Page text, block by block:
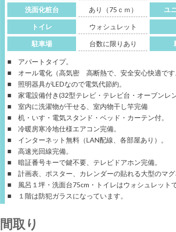
洗面化粧台 あり（75ｃｍ） ユ
トイレ ウォシュレット
駐車場 台数に限りあり
■ アパートタイプ。
■ オール電化（高気密 高断熱で、安全安心快適です
■ 照明器具がLEDなので電気代節約。
■ 家電設備付き(32型テレビ・テレビ台・オーブンレ
■ 室内に洗濯物が干せる、室内物干し竿完備
■ 机・いす・電気スタンド・ベッド・カーテン付。
■ 冷暖房寒冷地仕様エアコン完備。
■ インターネット無料（LAN配線、各部屋あり）。
■ 高速光回線完備。
■ 暗証番号キーで鍵不要、テレビドアホン完備。
■ 計画表、ポスター、カレンダーの貼れる大型のマグ
■ 風呂１坪・洗面台75cm・トイレはウォシュレット
■ １階は防犯ガラスになっています。
間取り